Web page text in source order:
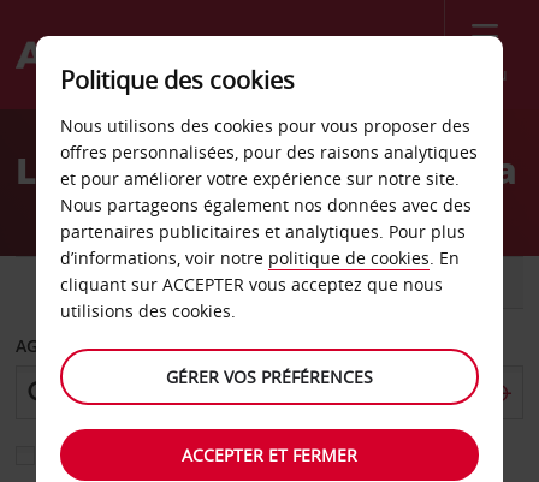
Menu
Welcome
AvisLocation de voiture Liberia
VOITURE UTILITAIRE
AGENCE DE DÉPART
Sélectionnez une autre agence de retour
Politique des cookies
Nous utilisons des cookies pour vous proposer des
offres personnalisées, pour des raisons analytiques
et pour améliorer votre expérience sur notre site.
Nous partageons également nos données avec des
partenaires publicitaires et analytiques. Pour plus
d’informations, voir notre politique de cookies. En
cliquant sur ACCEPTER vous acceptez que nous
utilisions des cookies.
GÉRER VOS PRÉFÉRENCES
ACCEPTER ET FERMER